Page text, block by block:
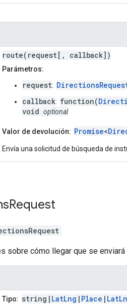
route(request[, callback])
Parámetros:
request:
callback: function(
void optional
Valor de devolución: Promise<
Envía una solicitud de búsqueda de
Request
sobre cómo llegar que se enviará
Tipo: string| LatLng | Place |